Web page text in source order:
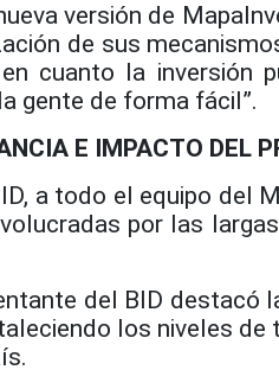
versión de
de sus
cuanto la inversión
gente de forma fácil”.
E IMPACTO DEL
a todo el equipo del
por las
del BID
los niveles de